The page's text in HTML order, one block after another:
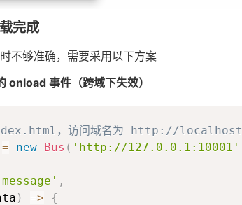
完成
不够准确，需要采用以下方案
事件（跨域下失效）
，访问域名为 http://
= new Bus ( 'http://127.0.0.1:10001'
,
) =>
{